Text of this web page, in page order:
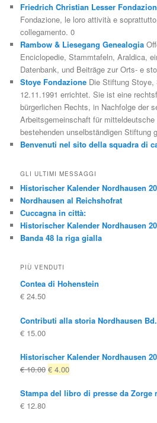
Friedrich Christian Lesser
Fondazione, le loro attività e
collegamento. 0
Rambow & Liesegang Genealogia
Enciclopedie, Stammtafeln, Araldica,
Datenbank, und Beiträge zur Orts- e
Stoye Fondazione Die Stiftung Stoye,
12.11.1991 errichtet. Sie ist eine
bürgerlichen Rechts, in Nachfolge der
Arbeitsgemeinschaft für
bestehenden unselbständigen Stiftung
Benvenuti nel sito della squadra di
GLI ULTIMI MESSAGGI
Historischer Kalender Nordhausen
Nordhausen al Reichshofrat
Cuccagna in città:
Historischer Kalender Nordhausen
Banda 48 la riga gialla
PIÙ VENDUTI
Contea di Hohenstein
€ 24.50
Contributi alla storia Nordhausen
€ 15.00
Historischer Kalender Nordhausen
€10.00 Il
originale
€ 4.00Il
attuale
Stampa del libro di presse da Zorge
€ 12.80